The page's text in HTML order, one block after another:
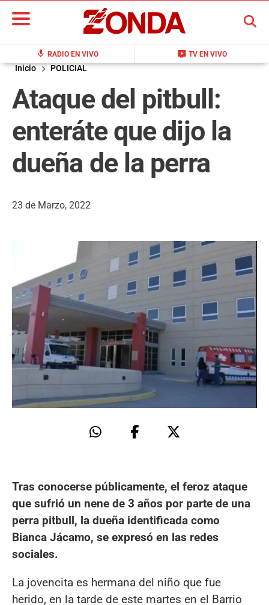
mic RADIO EN VIVO live_tv TV EN VIVO
BUSCAR
Inicio POLICIAL
Ataque del pitbull:
enteráte que dijo la
dueña de la perra
23 de Marzo, 2022
Tras conocerse públicamente, el feroz ataque
que sufrió un nene de 3 años por parte de una
perra pitbull, la dueña identificada como
Bianca Jácamo, se expresó en las redes
sociales.
La jovencita es hermana del niño que fue
herido, en la tarde de este martes en el Barrio